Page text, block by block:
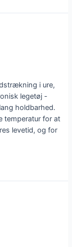
i ure,
legetøj -
holdbarhed.
temperatur for at
levetid, og for